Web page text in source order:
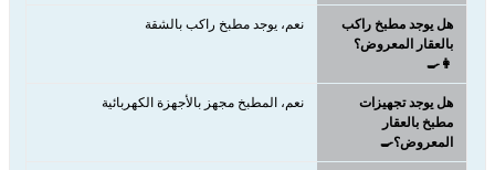
هل يوجد مطبخ راكب
بالعقار المعروض؟
👩‍🍳
نعم، يوجد مطبخ راكب بالشقة
هل يوجد تجهيزات
مطبخ بالعقار
المعروض؟🍳
نعم، المطبخ مجهز بالأجهزة الكهربائية